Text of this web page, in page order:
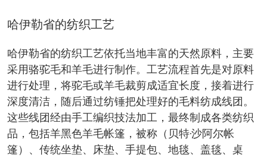
哈伊勒省的纺织工艺
哈伊勒省的纺织工艺依托当地丰富的天然原料，主要
采用骆驼毛和羊毛进行制作。工艺流程首先是对原料
进行处理，将驼毛或羊毛裁剪成适宜长度，接着进行
深度清洁，随后通过纺锤把处理好的毛料纺成线团。
这些线团经由手工编织技法加工，最终制成各类纺织
品，包括羊黑色羊毛帐篷，被称（贝特·沙阿尔帐
篷）、传统坐垫、床垫、手提包、地毯、盖毯、桌